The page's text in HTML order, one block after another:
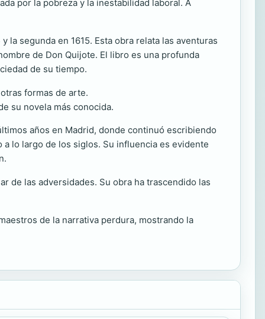
por la pobreza y la inestabilidad laboral. A
la segunda en 1615. Esta obra relata las aventuras
de Don Quijote. El libro es una profunda
de su tiempo.
formas de arte.
su novela más conocida.
años en Madrid, donde continuó escribiendo
lo largo de los siglos. Su influencia es evidente
de las adversidades. Su obra ha trascendido las
de la narrativa perdura, mostrando la